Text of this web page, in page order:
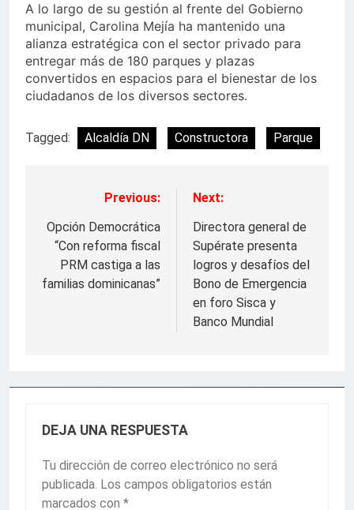
A lo largo de su gestión al frente del Gobierno
municipal, Carolina Mejía ha mantenido una
alianza estratégica con el sector privado para
entregar más de 180 parques y plazas
convertidos en espacios para el bienestar de los
ciudadanos de los diversos sectores.
Tagged: Alcaldía DN Constructora Parque
Navegación
de
entradas
Previous:
Opción Democrática
“Con reforma fiscal
PRM castiga a las
familias dominicanas”
Next:
Directora general de
Supérate presenta
logros y desafíos del
Bono de Emergencia
en foro Sisca y
Banco Mundial
DEJA UNA RESPUESTA
Tu dirección de correo electrónico no será
publicada. Los campos obligatorios están
marcados con *